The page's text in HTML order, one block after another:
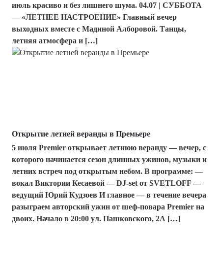
июль красиво и без лишнего шума. 04.07 | СУББОТА
— «ЛЕТНЕЕ НАСТРОЕНИЕ» Главный вечер
выходных вместе с Мадиной Алборовой. Танцы,
летняя атмосфера и […]
Открытие летней веранды в Премьере
5 июля Premier открывает летнюю веранду — вечер, с
которого начинается сезон длинных ужинов, музыки и
летних встреч под открытым небом. В программе: —
вокал Виктории Кесаевой — DJ-set от SVETLOFF —
ведущий Юрий Кудзоев И главное — в течение вечера
разыграем авторский ужин от шеф-повара Premier на
двоих. Начало в 20:00 ул. Пашковского, 2А […]